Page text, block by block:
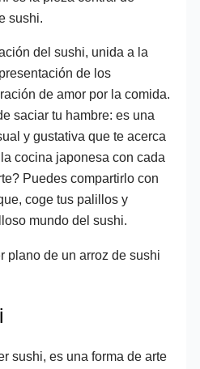
sushi.
del sushi, unida a la
de los
de amor por la comida.
saciar tu hambre: es una
y gustativa que te acerca
cocina japonesa con cada
Puedes compartirlo con
coge tus palillos y
mundo del sushi.
sushi, es una forma de arte